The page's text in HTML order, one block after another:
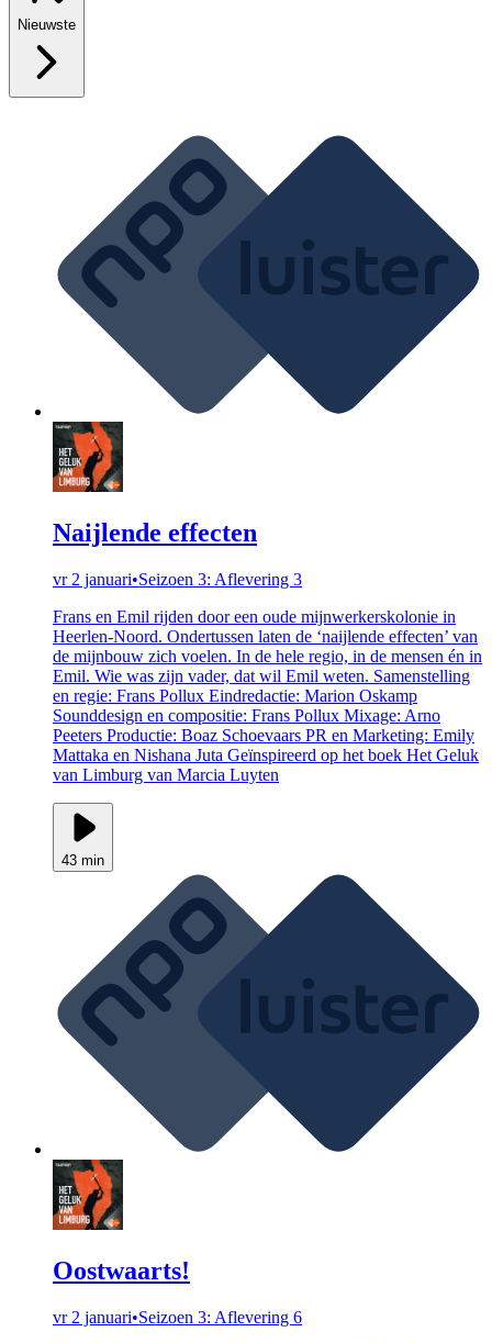
Nieuwste
Naijlende effecten
vr 2 januari•Seizoen 3: Aflevering 3
Frans en Emil rijden door een oude mijnwerkerskolonie in
Heerlen-Noord. Ondertussen laten de ‘naijlende effecten’ van
de mijnbouw zich voelen. In de hele regio, in de mensen én in
Emil. Wie was zijn vader, dat wil Emil weten. Samenstelling
en regie: Frans Pollux Eindredactie: Marion Oskamp
Sounddesign en compositie: Frans Pollux Mixage: Arno
Peeters Productie: Boaz Schoevaars PR en Marketing: Emily
Mattaka en Nishana Juta Geïnspireerd op het boek Het Geluk
van Limburg van Marcia Luyten
43 min
Oostwaarts!
vr 2 januari•Seizoen 3: Aflevering 6